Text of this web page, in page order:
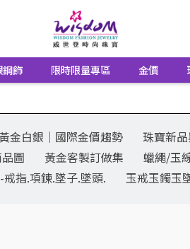
鋼飾 限時限量專區 金價
金白銀│國際金價趨勢 珠寶新
圖 黃金客製訂做集 蠟繩/玉
指.項鍊.墜子.墜頭. 玉戒玉鐲玉